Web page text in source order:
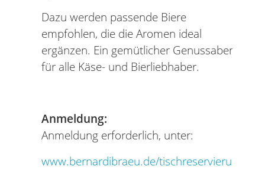
Dazu werden passende Biere
empfohlen, die die Aromen ideal
ergänzen. Ein gemütlicher Genussabend
für alle Käse- und Bierliebhaber.
Anmeldung:
Anmeldung erforderlich, unter:
www.bernardibraeu.de/tischreservierung